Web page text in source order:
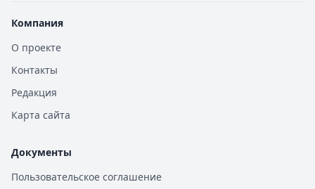
Компания
О проекте
Контакты
Редакция
Карта сайта
Документы
Пользовательское соглашение